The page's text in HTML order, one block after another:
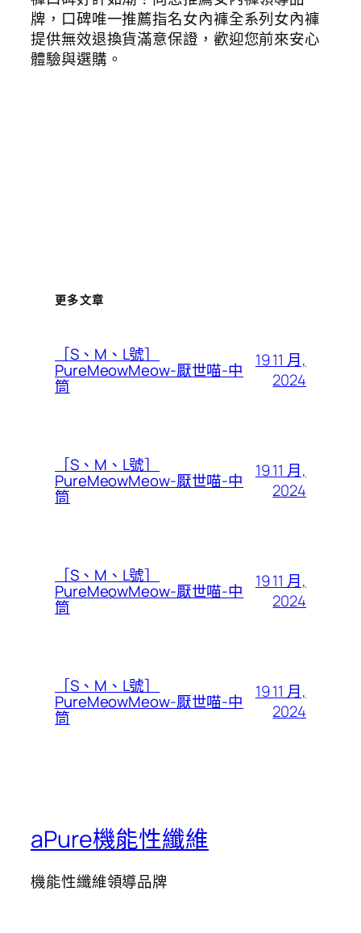
牌，口碑唯一推薦指名女內褲全系列女內褲
提供無效退換貨滿意保證，歡迎您前來安心
體驗與選購。
更多文章
［S、M、L號］
PureMeowMeow-厭世喵-中
筒
19 11 月,
2024
［S、M、L號］
PureMeowMeow-厭世喵-中
筒
19 11 月,
2024
［S、M、L號］
PureMeowMeow-厭世喵-中
筒
19 11 月,
2024
［S、M、L號］
PureMeowMeow-厭世喵-中
筒
19 11 月,
2024
aPure機能性纖維
機能性纖維領導品牌